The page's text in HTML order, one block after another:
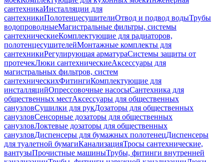
сантехникаИнсталляции для
сантехникиПолотенцесушителиОтвод и подвод водыТрубы
водопроводныеМагистральные фильтры, системы
сантехническиеКомплектующие для радиаторов,
полотенцесушителейМонтажные комплекты для
сантехникиРегулирующая арматураСистемы защиты от
протечекЛюки сантехническиеАксессуары для
магистральных фильтров, систем
сантехническихФитингиКомплектующие для
инсталляцийОпрессовочные насосыСантехника для
общественных местАксессуары для общественных
санузловСушилки для рукДозаторы для общественных
санузловСенсорные дозаторы для общественных
санузловЛоктевые дозаторы для общественных
санузловДиспенсеры для бумажных полотенецДиспенсеры
для туалетной бумагиКанализацияТросы сантехнические,
вантузыПрочистные машиныТрубы, фитинги внутренней